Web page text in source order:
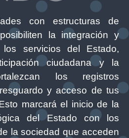
con estructuras de
la integración y
los servicios del Estado,
ciudadana y la
los registros
y acceso de tus
marcará el inicio de la
del Estado con los
la sociedad que acceden